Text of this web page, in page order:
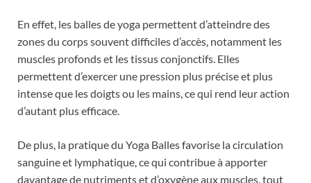
En effet, les balles de yoga permettent d’atteindre des
zones du corps souvent difficiles d’accès, notamment les
muscles profonds et les tissus conjonctifs. Elles
permettent d’exercer une pression plus précise et plus
intense que les doigts ou les mains, ce qui rend leur action
d’autant plus efficace.
De plus, la pratique du Yoga Balles favorise la circulation
sanguine et lymphatique, ce qui contribue à apporter
davantage de nutriments et d’oxygène aux muscles, tout